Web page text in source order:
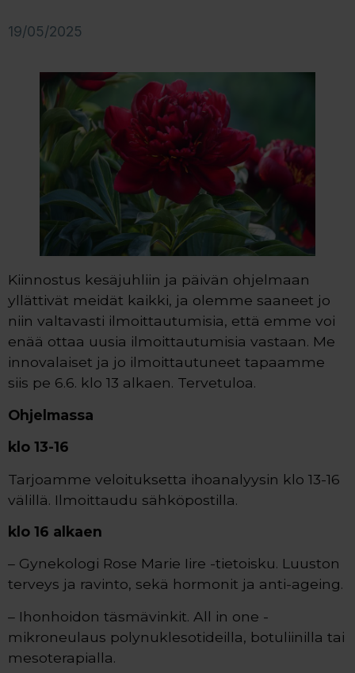
19/05/2025
Kiinnostus kesäjuhliin ja päivän ohjelmaan
yllättivät meidät kaikki, ja olemme saaneet jo
niin valtavasti ilmoittautumisia, että emme voi
enää ottaa uusia ilmoittautumisia vastaan. Me
innovalaiset ja jo ilmoittautuneet tapaamme
siis pe 6.6. klo 13 alkaen. Tervetuloa.
Ohjelmassa
klo 13-16
Tarjoamme veloituksetta ihoanalyysin klo 13-16
välillä. Ilmoittaudu sähköpostilla.
klo 16 alkaen
– Gynekologi Rose Marie Iire -tietoisku. Luuston
terveys ja ravinto, sekä hormonit ja anti-ageing.
– Ihonhoidon täsmävinkit. All in one -
mikroneulaus polynuklesotideilla, botuliinilla tai
mesoterapialla.